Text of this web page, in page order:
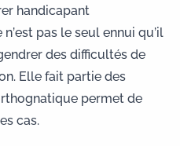
handicapant
pas le seul ennui qu’il
des difficultés de
Elle fait partie des
permet de
cas.